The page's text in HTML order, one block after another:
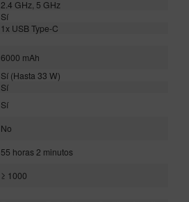
2.4 GHz, 5 GHz
Sí
1x USB Type-C
6000 mAh
Sí (Hasta 33 W)
Sí
Sí
No
55 horas 2 minutos
≥ 1000